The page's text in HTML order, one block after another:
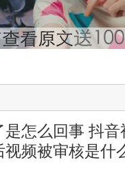
怎么回事 抖
频被审核是什